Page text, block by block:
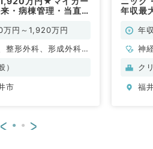
・病棟管理・当直の
万円～1,920万円
整形外科、形成外科、
、呼吸器外科、心臓血
呼吸器内科、消化器内
外科、消化器外科、乳
）
市
年収最
不問／
年
神
ル
脳
ク
福
< >